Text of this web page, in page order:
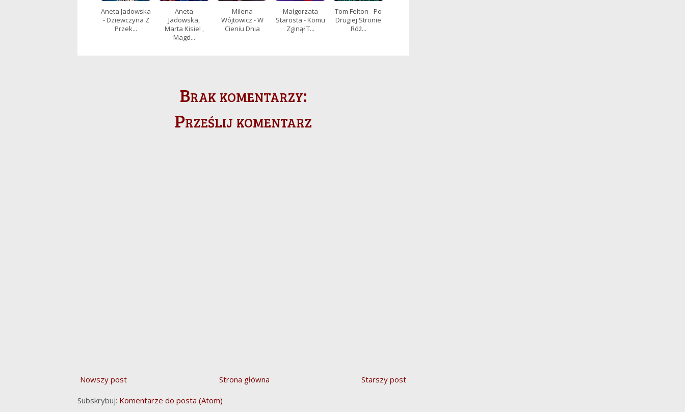
Aneta Jadowska
- Dziewczyna Z
Przek...
Aneta
Jadowska,
Marta Kisiel ,
Magd...
Milena
Wójtowicz - W
Cieniu Dnia
Małgorzata
Starosta - Komu
Zginął T...
Tom Felton - Po
Drugiej Stronie
Róż...
Brak komentarzy:
Prześlij komentarz
Nowszy post Starszy post
Strona główna
Subskrybuj: Komentarze do posta (Atom)